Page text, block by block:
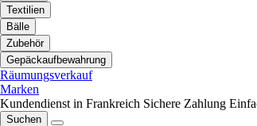
Textilien
Bälle
Zubehör
Gepäckaufbewahrung
Räumungsverkauf
Marken
Kundendienst in Frankreich Sichere Zahlung
Suchen